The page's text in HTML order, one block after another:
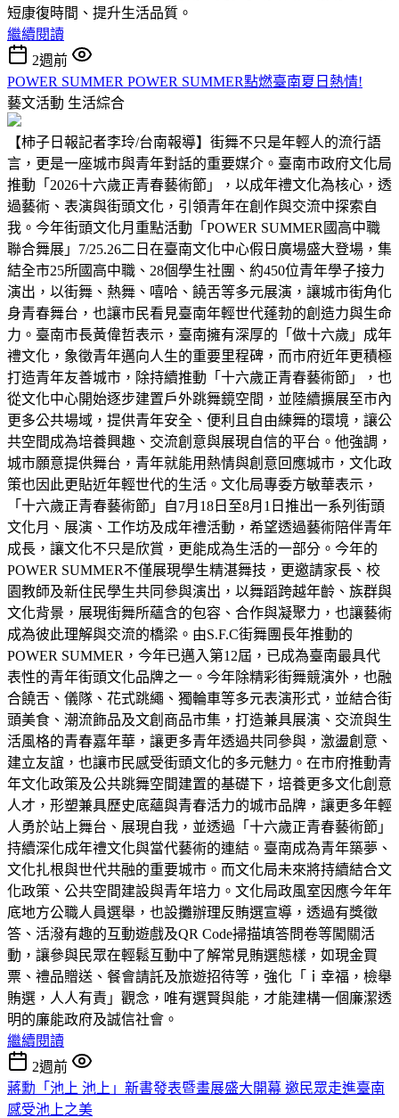
短康復時間、提升生活品質。
繼續閱讀
2週前
POWER SUMMER POWER SUMMER點燃臺南夏日熱情!
藝文活動 生活綜合
【柿子日報記者李玲/台南報導】街舞不只是年輕人的流行語
言，更是一座城市與青年對話的重要媒介。臺南市政府文化局
推動「2026十六歲正青春藝術節」，以成年禮文化為核心，透
過藝術、表演與街頭文化，引領青年在創作與交流中探索自
我。今年街頭文化月重點活動「POWER SUMMER國高中職
聯合舞展」7/25.26二日在臺南文化中心假日廣場盛大登場，集
結全市25所國高中職、28個學生社團、約450位青年學子接力
演出，以街舞、熱舞、嘻哈、饒舌等多元展演，讓城市街角化
身青春舞台，也讓市民看見臺南年輕世代蓬勃的創造力與生命
力。臺南市長黃偉哲表示，臺南擁有深厚的「做十六歲」成年
禮文化，象徵青年邁向人生的重要里程碑，而市府近年更積極
打造青年友善城市，除持續推動「十六歲正青春藝術節」，也
從文化中心開始逐步建置戶外跳舞鏡空間，並陸續擴展至市內
更多公共場域，提供青年安全、便利且自由練舞的環境，讓公
共空間成為培養興趣、交流創意與展現自信的平台。他強調，
城市願意提供舞台，青年就能用熱情與創意回應城市，文化政
策也因此更貼近年輕世代的生活。文化局專委方敏華表示，
「十六歲正青春藝術節」自7月18日至8月1日推出一系列街頭
文化月、展演、工作坊及成年禮活動，希望透過藝術陪伴青年
成長，讓文化不只是欣賞，更能成為生活的一部分。今年的
POWER SUMMER不僅展現學生精湛舞技，更邀請家長、校
園教師及新住民學生共同參與演出，以舞蹈跨越年齡、族群與
文化背景，展現街舞所蘊含的包容、合作與凝聚力，也讓藝術
成為彼此理解與交流的橋梁。由S.F.C街舞團長年推動的
POWER SUMMER，今年已邁入第12屆，已成為臺南最具代
表性的青年街頭文化品牌之一。今年除精彩街舞競演外，也融
合饒舌、儀隊、花式跳繩、獨輪車等多元表演形式，並結合街
頭美食、潮流飾品及文創商品市集，打造兼具展演、交流與生
活風格的青春嘉年華，讓更多青年透過共同參與，激盪創意、
建立友誼，也讓市民感受街頭文化的多元魅力。在市府推動青
年文化政策及公共跳舞空間建置的基礎下，培養更多文化創意
人才，形塑兼具歷史底蘊與青春活力的城市品牌，讓更多年輕
人勇於站上舞台、展現自我，並透過「十六歲正青春藝術節」
持續深化成年禮文化與當代藝術的連結。臺南成為青年築夢、
文化扎根與世代共融的重要城市。而文化局未來將持續結合文
化政策、公共空間建設與青年培力。文化局政風室因應今年年
底地方公職人員選舉，也設攤辦理反賄選宣導，透過有獎徵
答、活潑有趣的互動遊戲及QR Code掃描填答問卷等闖關活
動，讓參與民眾在輕鬆互動中了解常見賄選態樣，如現金買
票、禮品贈送、餐會請託及旅遊招待等，強化「ｉ幸福，檢舉
賄選，人人有責」觀念，唯有選賢與能，才能建構一個廉潔透
明的廉能政府及誠信社會。
繼續閱讀
2週前
蔣勳「池上 池上」新書發表暨畫展盛大開幕 邀民眾走進臺南
感受池上之美